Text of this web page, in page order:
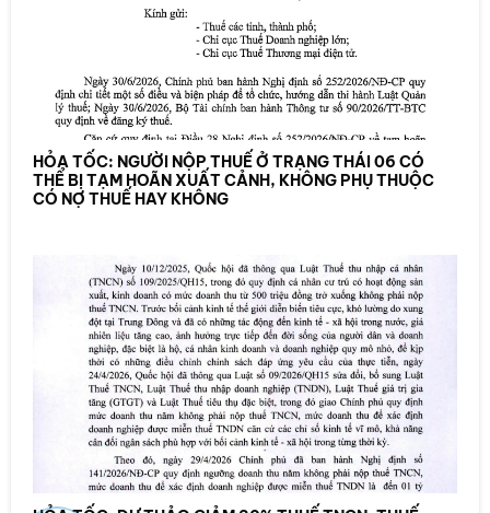
HỎA TỐC: NGƯỜI NỘP THUẾ Ở TRẠNG THÁI 06 CÓ
THỂ BỊ TẠM HOÃN XUẤT CẢNH, KHÔNG PHỤ THUỘC
CÓ NỢ THUẾ HAY KHÔNG